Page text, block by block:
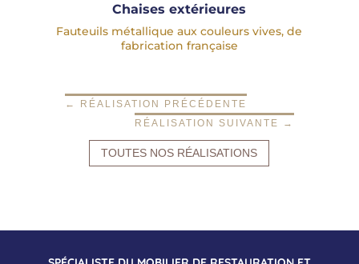
Chaises extérieures
Fauteuils métallique aux couleurs vives, de
fabrication française
←
RÉALISATION PRÉCÉDENTE
RÉALISATION SUIVANTE
→
TOUTES NOS RÉALISATIONS